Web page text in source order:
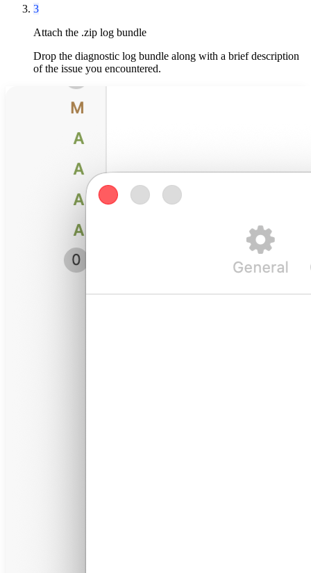
3
Attach the .zip log bundle
Drop the diagnostic log bundle along with a brief description
of the issue you encountered.